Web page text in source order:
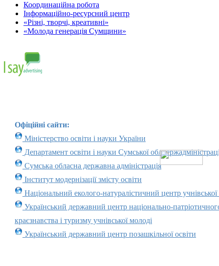
Координаційна робота
Інформаційно-ресурсний центр
«Різні, творчі, креативні»
«Молода генерація Сумщини»
Офіційні сайти:
Міністерство освіти і науки України
Департамент освіти і науки Сумської
Сумська обласна державна адміністрація
Інститут модернізації змісту освіти
Національний еколого-натуралістичний центр учнівської
Український державний центр національно-
краєзнавства і туризму учнівської молоді
Український державний центр позашкільної освіти